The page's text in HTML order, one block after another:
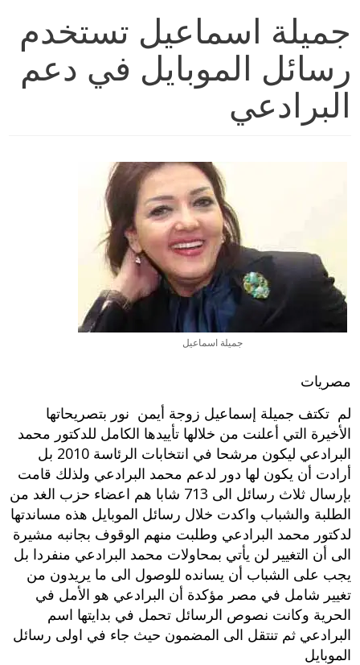
جميلة اسماعيل تستخدم
رسائل الموبايل في دعم
البرادعي
جميلة اسماعيل
مصريات
لم تكتف جميلة إسماعيل زوجة أيمن نور بتصريحاتها
الأخيرة التي أعلنت من خلالها تأييدها الكامل للدكتور محمد
البرادعي ليكون مرشحا في انتخابات الرئاسة 2010 بل
أرادت أن يكون لها دور لدعم محمد البرادعي ولذلك قامت
بإرسال ثلاث رسائل الى 713 شابا هم اعضاء حزب الغد من
الطلبة والشباب واكدت خلال رسائل الموبايل هذه مساندتها
لدكتور محمد البرادعي وطلبت منهم الوقوف بجانبه مشيرة
الى أن التغيير لن يأتي بمحاولات محمد البرادعي منفردا بل
يجب على الشباب أن يسانده للوصول الى ما يريدون من
تغيير شامل في مصر مؤكدة أن البرادعي هو الأمل في
الحرية وكانت نصوص الرسائل تحمل في بدايتها اسم
البرادعي ثم تنتقل الى المضمون حيث جاء في اولى رسائل
الموبايل